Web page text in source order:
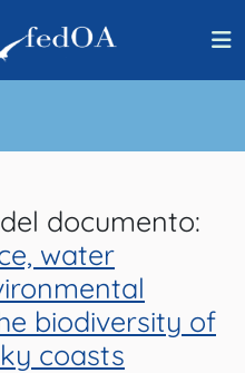
documento:
water
biodiversity of
coasts